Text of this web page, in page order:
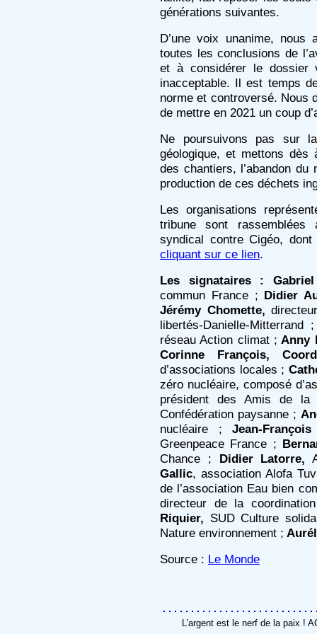
générations suivantes.
D’une voix unanime, nous
toutes les conclusions de
et à considérer le dossier
inacceptable. Il est temps
norme et controversé. Nous
de mettre en 2021 un coup
Ne poursuivons pas sur
géologique, et mettons
des chantiers, l’abandon
production de ces déchets
Les organisations
tribune sont
syndical contre Cigéo,
cliquant sur ce lien.
Les signataires :
commun France ; Didier
Jérémy Chomette,
libertés-Danielle-Mitterrand
réseau Action climat ; Anny
Corinne François,
d’associations locales ;
zéro nucléaire, composé
président des Amis de
Confédération paysanne ;
nucléaire ; Jean-
Greenpeace France ;
Chance ; Didier Latorre,
Gallic, association Alofa
de l’association Eau bien
directeur de la
Riquier, SUD Culture
Nature environnement ;
Source : Le Monde
L'argent est le nerf de la paix !